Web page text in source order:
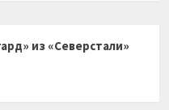
из «Северстали»